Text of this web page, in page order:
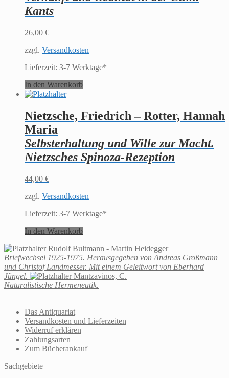
Kants
26,00 €
zzgl. Versandkosten
Lieferzeit: 3-7 Werktage*
In den Warenkorb
Nietzsche, Friedrich – Rotter, Hannah
Maria
Selbsterhaltung und Wille zur Macht.
Nietzsches Spinoza-Rezeption
44,00 €
zzgl. Versandkosten
Lieferzeit: 3-7 Werktage*
In den Warenkorb
Rudolf Bultmann - Martin Heidegger
Briefwechsel 1925-1975. Herausgegeben von Andreas Großmann
und Christof Landmesser. Mit einem Geleitwort von Eberhard
Jüngel.
Mantzavinos, C.
Naturalistische Hermeneutik.
Das Antiquariat
Versandkosten und Lieferzeiten
Widerruf erklären
Zahlungsarten
Zum Bücherankauf
Sachgebiete